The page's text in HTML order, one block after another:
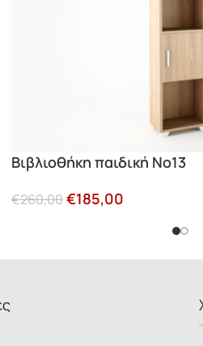
Βιβλιοθήκη παιδική Νο13
€260,00€185,00